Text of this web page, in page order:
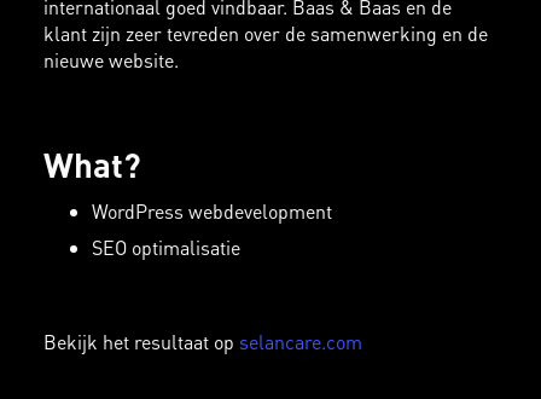
internationaal goed vindbaar. Baas & Baas en de
klant zijn zeer tevreden over de samenwerking en de
nieuwe website.
What?
WordPress webdevelopment
SEO optimalisatie
Bekijk het resultaat op selancare.com